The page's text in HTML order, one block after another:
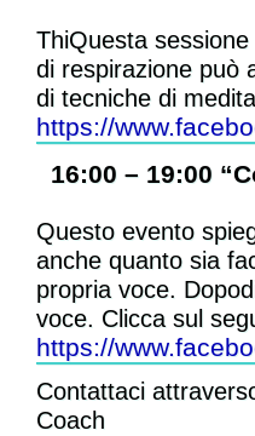
ThiQuesta
di respirazione può
di tecniche di
https://
16:00 – 19:00
Questo evento
anche quanto sia
propria voce.
voce. Clicca sul
https://
Contattaci
Coach